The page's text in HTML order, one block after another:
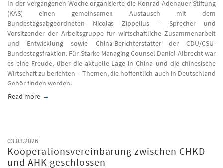
In der vergangenen Woche organisierte die Konrad-Adenauer-Stiftung
(KAS) einen gemeinsamen Austausch mit dem
Bundestagsabgeordneten Nicolas Zippelius – Sprecher und
Vorsitzender der Arbeitsgruppe für wirtschaftliche Zusammenarbeit
und Entwicklung sowie China-Berichterstatter der CDU/CSU-
Bundestagsfraktion. Für Starke Managing Counsel Daniel Albrecht war
es eine Freude, über die aktuelle Lage in China und die chinesische
Wirtschaft zu berichten – Themen, die hoffentlich auch in Deutschland
Gehör finden werden.
Read more about MdB Nicolas Zippelius besuchte Peking
03.03.2026
Kooperationsvereinbarung zwischen CHKD
und AHK geschlossen